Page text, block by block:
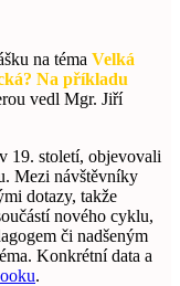
na téma Velká
Na příkladu
vedl Mgr. Jiří
19. století, objevovali
Mezi návštěvníky
dotazy, takže
nového cyklu,
či nadšeným
Konkrétní data a
.